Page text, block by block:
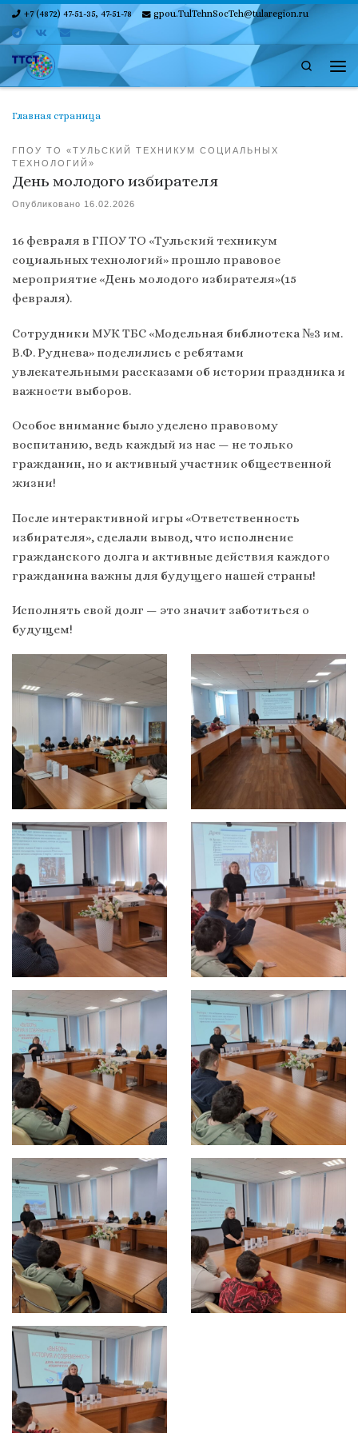
Skip to content
+7 (4872) 47-51-35, 47-51-78 gpou.TulTehnSocTeh@tularegion.ru
Search
Главная страница
ГПОУ ТО «ТУЛЬСКИЙ ТЕХНИКУМ СОЦИАЛЬНЫХ
ТЕХНОЛОГИЙ»
День молодого избирателя
Опубликовано 16.02.2026
16 февраля в ГПОУ ТО «Тульский техникум
социальных технологий» прошло правовое
мероприятие «День молодого избирателя»(15
февраля).
Сотрудники МУК ТБС «Модельная библиотека №3 им.
В.Ф. Руднева» поделились с ребятами
увлекательными рассказами об истории праздника и
важности выборов.
Особое внимание было уделено правовому
воспитанию, ведь каждый из нас — не только
гражданин, но и активный участник общественной
жизни!
После интерактивной игры «Ответственность
избирателя», сделали вывод, что исполнение
гражданского долга и активные действия каждого
гражданина важны для будущего нашей страны!
Исполнять свой долг — это значит заботиться о
будущем!